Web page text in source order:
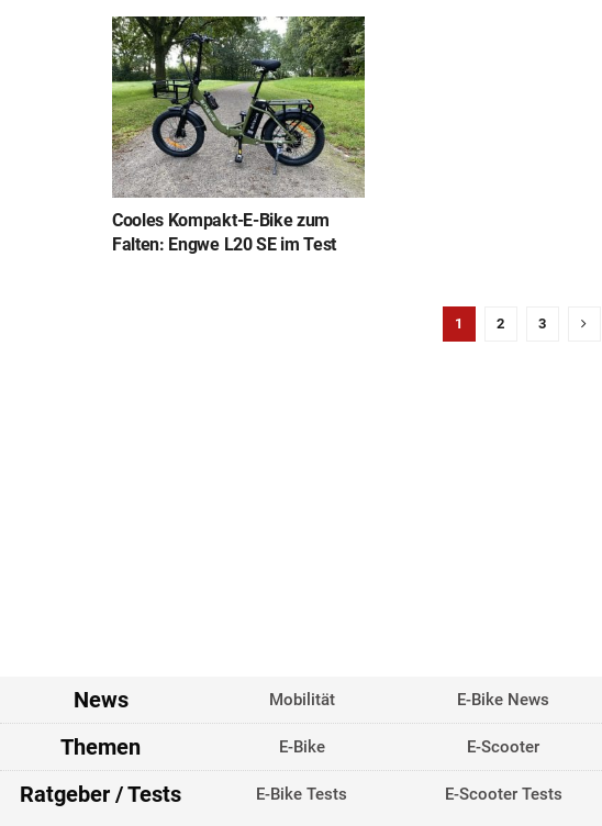
Cooles Kompakt-E-Bike zum
Falten: Engwe L20 SE im Test
1 2 3
News Mobilität E-Bike News
Themen E-Bike E-Scooter
Ratgeber / Tests E-Bike Tests E-Scooter Tests